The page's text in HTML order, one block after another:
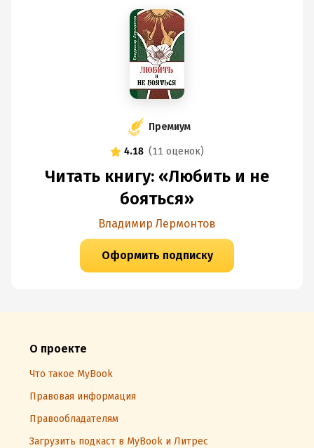
Премиум
4.18 (11 оценок)
Читать книгу: «Любить и не
бояться»
Владимир Лермонтов
Оформить подписку
О проекте
Что такое MyBook
Правовая информация
Правообладателям
Загрузить подкаст в MyBook и Литрес